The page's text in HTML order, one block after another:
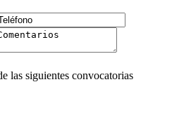
las siguientes convocatorias